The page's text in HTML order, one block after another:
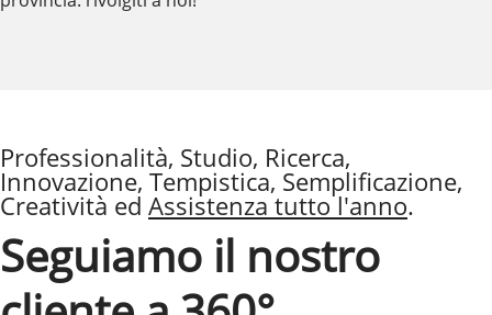
Professionalità, Studio, Ricerca,
Innovazione, Tempistica, Semplificazione,
Creatività ed Assistenza tutto l'anno.
Seguiamo il nostro